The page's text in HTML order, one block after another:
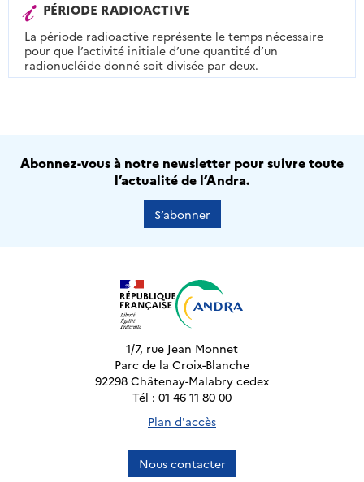
PÉRIODE RADIOACTIVE
La période radioactive représente le temps nécessaire
pour que l’activité initiale d’une quantité d’un
radionucléide donné soit divisée par deux.
Abonnez-vous à notre newsletter pour suivre toute
l’actualité de l’Andra.
S’abonner
1/7, rue Jean Monnet
Parc de la Croix-Blanche
92298 Châtenay-Malabry cedex
Tél : 01 46 11 80 00
Plan d'accès
Nous contacter